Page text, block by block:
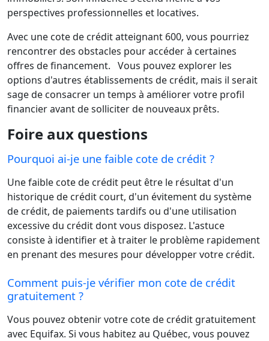
perspectives professionnelles et locatives.
Avec une cote de crédit atteignant 600, vous pourriez
rencontrer des obstacles pour accéder à certaines
offres de financement. Vous pouvez explorer les
options d'autres établissements de crédit, mais il serait
sage de consacrer un temps à améliorer votre profil
financier avant de solliciter de nouveaux prêts.
Foire aux questions
Pourquoi ai-je une faible cote de crédit ?
Une faible cote de crédit peut être le résultat d'un
historique de crédit court, d'un évitement du système
de crédit, de paiements tardifs ou d'une utilisation
excessive du crédit dont vous disposez. L'astuce
consiste à identifier et à traiter le problème rapidement
en prenant des mesures pour développer votre crédit.
Comment puis-je vérifier mon cote de crédit
gratuitement ?
Vous pouvez obtenir votre cote de crédit gratuitement
avec Equifax. Si vous habitez au Québec, vous pouvez